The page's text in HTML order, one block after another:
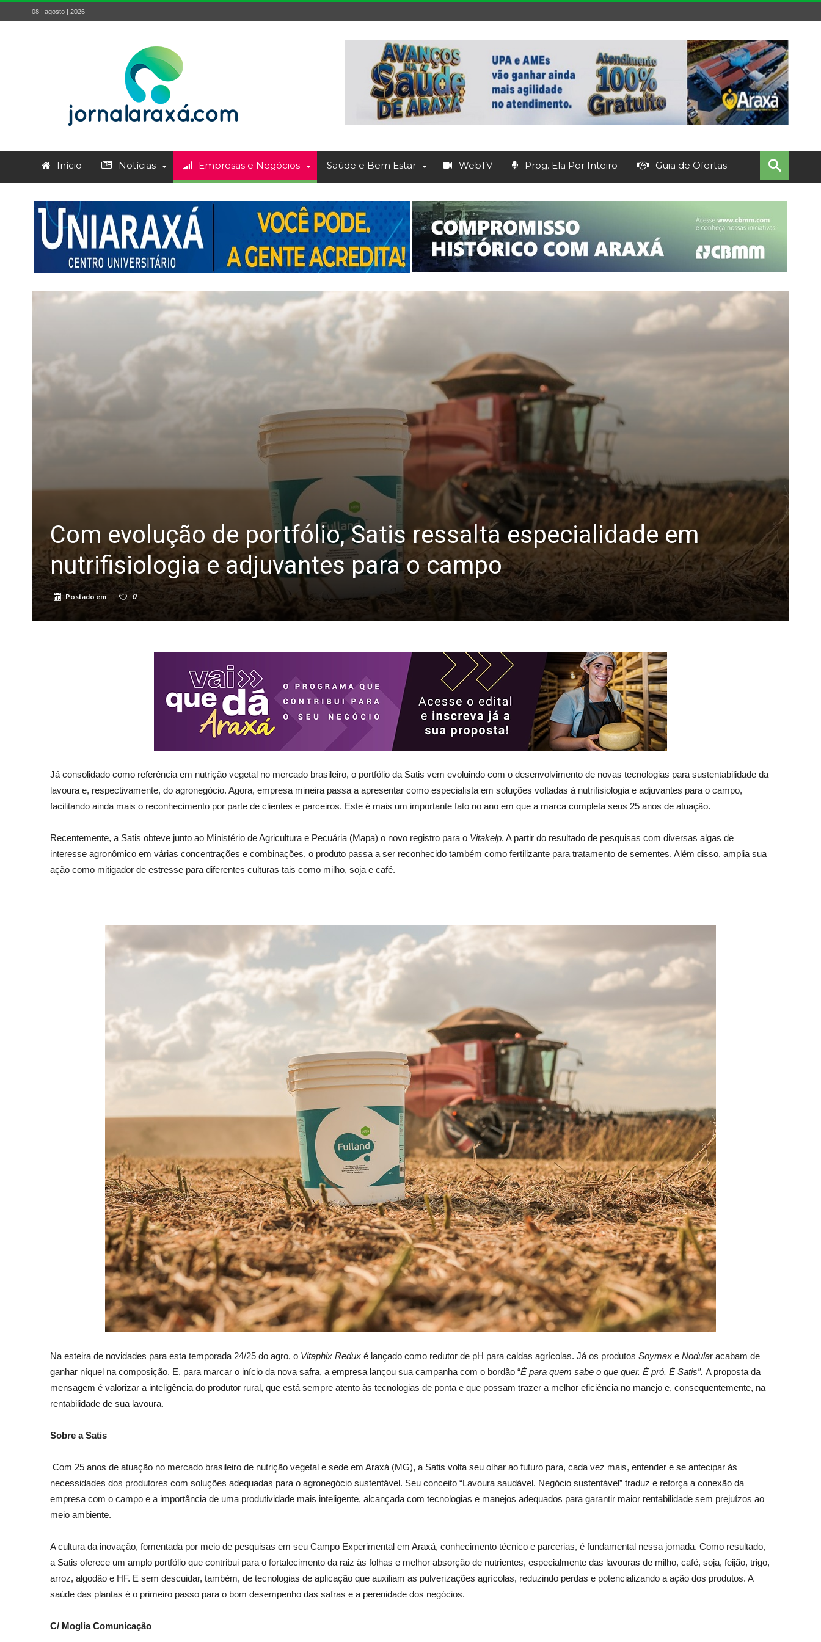
08 | agosto | 2026
Início Notícias Empresas e Negócios Saúde e Bem Estar WebTV Prog. Ela Por Inteiro Guia de Ofertas
Com evolução de portfólio, Satis ressalta especialidade em
nutrifisiologia e adjuvantes para o campo
Postado em 0
Já consolidado como referência em nutrição vegetal no mercado brasileiro, o portfólio da Satis vem evoluindo com o desenvolvimento de novas tecnologias para sustentabilidade da
lavoura e, respectivamente, do agronegócio. Agora, empresa mineira passa a apresentar como especialista em soluções voltadas à nutrifisiologia e adjuvantes para o campo,
facilitando ainda mais o reconhecimento por parte de clientes e parceiros. Este é mais um importante fato no ano em que a marca completa seus 25 anos de atuação.
Recentemente, a Satis obteve junto ao Ministério de Agricultura e Pecuária (Mapa) o novo registro para o Vitakelp. A partir do resultado de pesquisas com diversas algas de
interesse agronômico em várias concentrações e combinações, o produto passa a ser reconhecido também como fertilizante para tratamento de sementes. Além disso, amplia sua
ação como mitigador de estresse para diferentes culturas tais como milho, soja e café.
Na esteira de novidades para esta temporada 24/25 do agro, o Vitaphix Redux é lançado como redutor de pH para caldas agrícolas. Já os produtos Soymax e Nodular acabam de
ganhar níquel na composição. E, para marcar o início da nova safra, a empresa lançou sua campanha com o bordão “É para quem sabe o que quer. É pró. É Satis”. A proposta da
mensagem é valorizar a inteligência do produtor rural, que está sempre atento às tecnologias de ponta e que possam trazer a melhor eficiência no manejo e, consequentemente, na
rentabilidade de sua lavoura.
Sobre a Satis
Com 25 anos de atuação no mercado brasileiro de nutrição vegetal e sede em Araxá (MG), a Satis volta seu olhar ao futuro para, cada vez mais, entender e se antecipar às
necessidades dos produtores com soluções adequadas para o agronegócio sustentável. Seu conceito “Lavoura saudável. Negócio sustentável” traduz e reforça a conexão da
empresa com o campo e a importância de uma produtividade mais inteligente, alcançada com tecnologias e manejos adequados para garantir maior rentabilidade sem prejuízos ao
meio ambiente.
A cultura da inovação, fomentada por meio de pesquisas em seu Campo Experimental em Araxá, conhecimento técnico e parcerias, é fundamental nessa jornada. Como resultado,
a Satis oferece um amplo portfólio que contribui para o fortalecimento da raiz às folhas e melhor absorção de nutrientes, especialmente das lavouras de milho, café, soja, feijão, trigo,
arroz, algodão e HF. E sem descuidar, também, de tecnologias de aplicação que auxiliam as pulverizações agrícolas, reduzindo perdas e potencializando a ação dos produtos. A
saúde das plantas é o primeiro passo para o bom desempenho das safras e a perenidade dos negócios.
C/ Moglia Comunicação